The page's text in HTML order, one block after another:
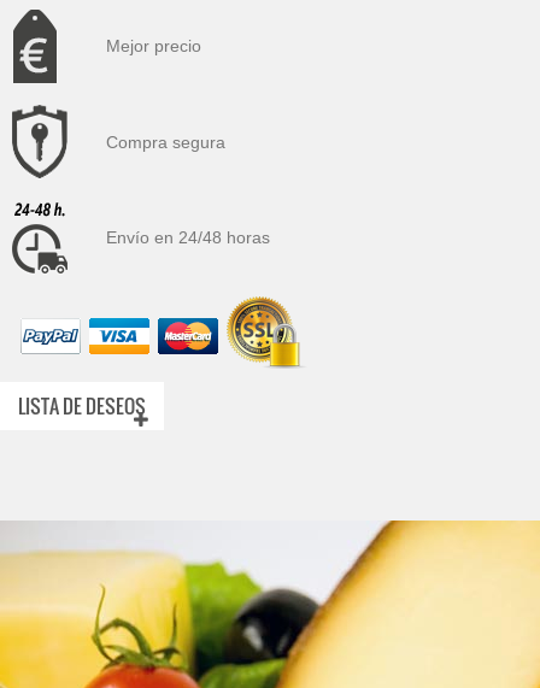
Mejor precio
Compra segura
Envío en 24/48 horas
LISTA DE DESEOS